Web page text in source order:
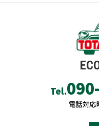
Tel.
電話対